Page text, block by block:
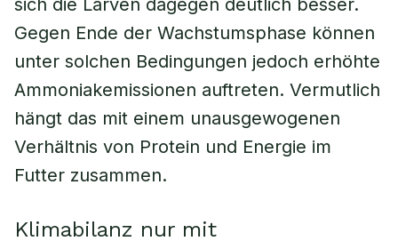
sich die Larven dagegen deutlich besser.
Gegen Ende der Wachstumsphase können
unter solchen Bedingungen jedoch erhöhte
Ammoniakemissionen auftreten. Vermutlich
hängt das mit einem unausgewogenen
Verhältnis von Protein und Energie im
Futter zusammen.
Klimabilanz nur mit